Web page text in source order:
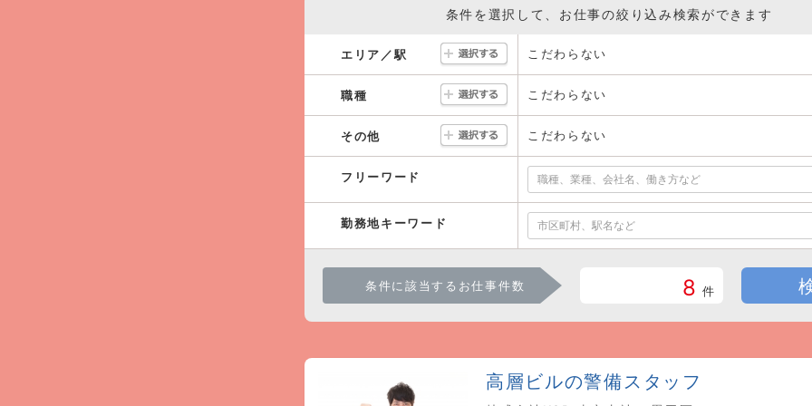
条件を選択して、お仕事の絞り込み検索ができます
エリア／駅 こだわらない
職種 こだわらない
その他 こだわらない
フリーワード
勤務地キーワード
条件に該当するお仕事件数 8 件
高層ビルの警備スタッフ